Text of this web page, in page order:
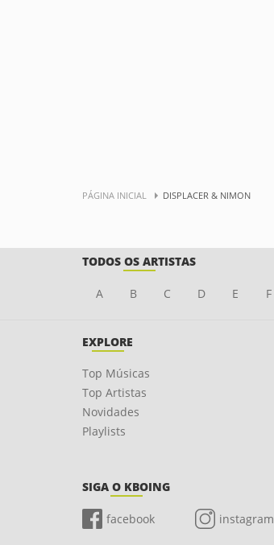
PÁGINA INICIAL DISPLACER & NIMON
TODOS OS ARTISTAS
A B C D E F
EXPLORE
Top Músicas
Top Artistas
Novidades
Playlists
SIGA O KBOING
facebook instagram